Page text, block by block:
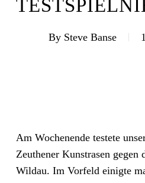
By Steve Banse
Am Wochenende testete
Zeuthener Kunstrasen gegen
Wildau. Im Vorfeld einigte